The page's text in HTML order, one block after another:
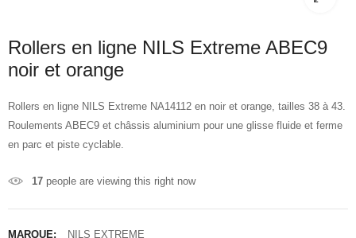
Rollers en ligne NILS Extreme ABEC9
noir et orange
Rollers en ligne NILS Extreme NA14112 en noir et orange, tailles 38 à 43.
Roulements ABEC9 et châssis aluminium pour une glisse fluide et ferme
en parc et piste cyclable.
17 people are viewing this right now
MARQUE:
NILS EXTREME